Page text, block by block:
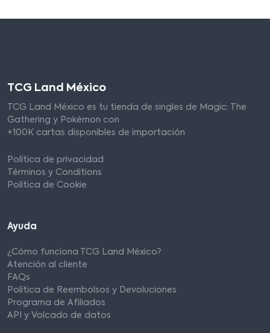
TCG Land México
TCG Land México es tu tienda de singles de Magic: The
Gathering y Pokémon con
+100K cartas disponibles de importación
Política de privacidad
Términos y Conditions
Política de Cookie
Ayuda
¿Cómo funciona TCG Land México?
Atención al cliente
FAQs
Política de Reembolsos y Devoluciones
Programa de Afiliados
API y Volcado de datos